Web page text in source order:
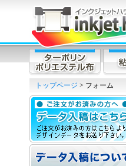
トップページ > フォーム